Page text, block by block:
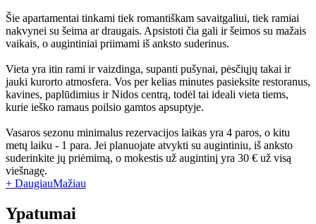
Šie apartamentai tinkami tiek romantiškam savaitgaliui, tiek ramiai
nakvynei su šeima ar draugais. Apsistoti čia gali ir šeimos su mažais
vaikais, o augintiniai priimami iš anksto suderinus.
Vieta yra itin rami ir vaizdinga, supanti pušynai, pėsčiųjų takai ir
jauki kurorto atmosfera. Vos per kelias minutes pasieksite restoranus,
kavines, paplūdimius ir Nidos centrą, todėl tai ideali vieta tiems,
kurie ieško ramaus poilsio gamtos apsuptyje.
Vasaros sezonu minimalus rezervacijos laikas yra 4 paros, o kitu
metų laiku - 1 para. Jei planuojate atvykti su augintiniu, iš anksto
suderinkite jų priėmimą, o mokestis už augintinį yra 30 € už visą
viešnagę.
+ DaugiauMažiau
Ypatumai